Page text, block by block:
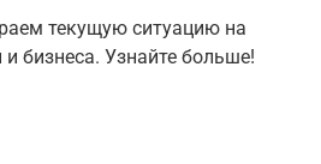
текущую ситуацию на
бизнеса. Узнайте больше!